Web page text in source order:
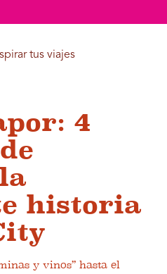
tus viajes
4
historia
y vinos” hasta el